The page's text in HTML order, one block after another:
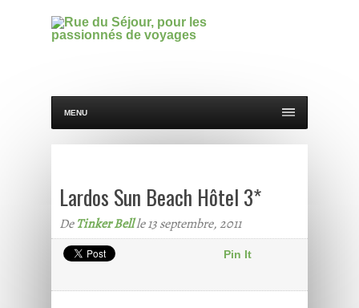
MENU
Lardos Sun Beach Hôtel 3*
DeTinker Bellle 13 septembre, 2011
Pin It